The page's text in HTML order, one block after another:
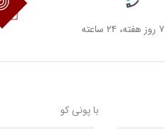
۷ روز هفته، ۲۴ ساعته
با پونی کو